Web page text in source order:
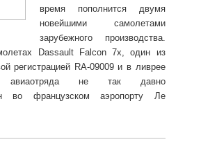
время пополнится двумя
новейшими самолетами
зарубежного производства.
Dassault Falcon 7x, один из
регистрацией RA-09009 и в ливрее
авиаотряда не так давно
во французском аэропорту Ле